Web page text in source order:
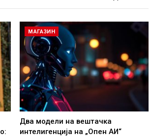
МАГАЗИН
Два модели на вештачка
интелигенција на „Опен АИ“